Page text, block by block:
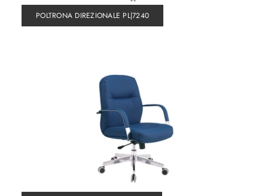
POLTRONA DIREZIONALE PL|7240